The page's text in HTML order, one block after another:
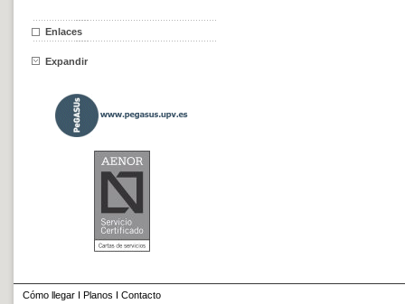
Enlaces
Expandir
Cómo llegar I Planos I Contacto